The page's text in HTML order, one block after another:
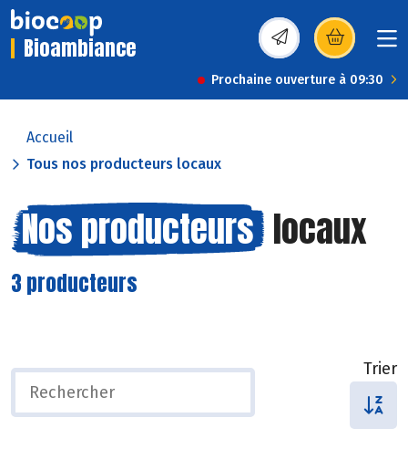
Bioambiance (s’ouvre dans une
Prochaine ouverture à 09:30
Accueil
Tous nos producteurs locaux
Nos producteurs locaux
3 producteurs
Trier